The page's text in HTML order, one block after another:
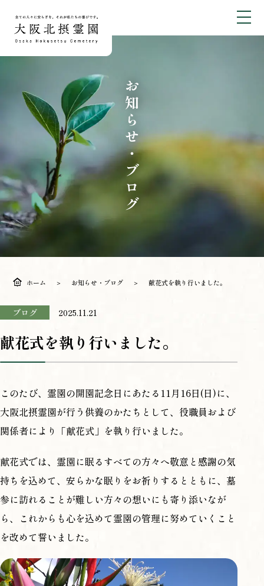
お知らせ・ブログ
ホーム お知らせ・ブログ 献花式を執り行いました。
ブログ 2025.11.21
献花式を執り行いました。
このたび、霊園の開園記念日にあたる11月16日(日)に、
大阪北摂霊園が行う供養のかたちとして、役職員および
関係者により「献花式」を執り行いました。
献花式では、霊園に眠るすべての方々へ敬意と感謝の気
持ちを込めて、安らかな眠りをお祈りするとともに、墓
参に訪れることが難しい方々の想いにも寄り添いなが
ら、これからも心を込めて霊園の管理に努めていくこと
を改めて誓いました。